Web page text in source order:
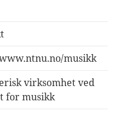
musikk
virksomhet ved
for musikk